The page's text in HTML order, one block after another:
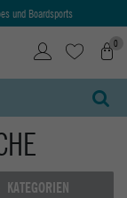
und Boardsports
0
KATEGORIEN